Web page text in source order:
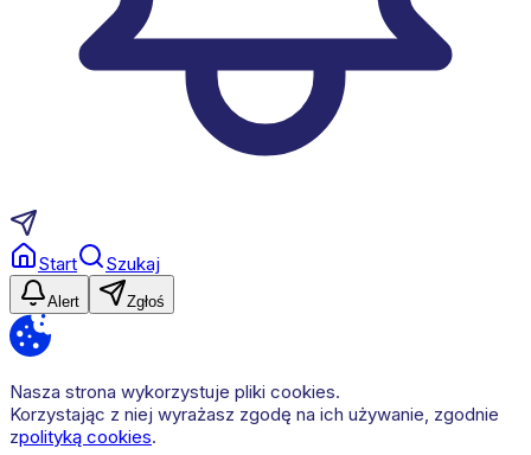
Start Szukaj
Alert Zgłoś
Nasza strona wykorzystuje pliki cookies.
Korzystając z niej wyrażasz zgodę na ich używanie, zgodnie
zpolityką cookies.